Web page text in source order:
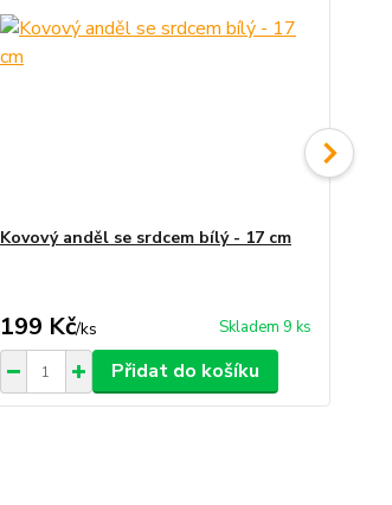
Kovový anděl se srdcem bílý - 17 cm
199 Kč/ks Skladem 9 ks
Přidat do košíku